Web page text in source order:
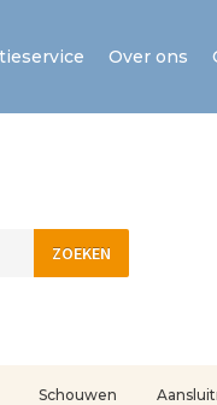
Over ons
ZOEKEN
Schouwen